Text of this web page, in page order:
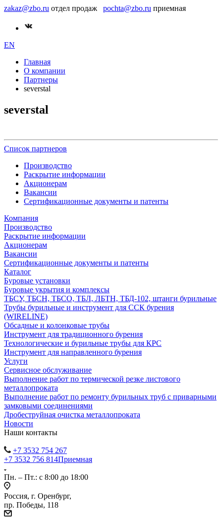
zakaz@zbo.ru отдел продаж pochta@zbo.ru приемная
EN
Главная
О компании
Партнеры
severstal
severstal
Список партнеров
Производство
Раскрытие информации
Акционерам
Вакансии
Сертификационные документы и патенты
Компания
Производство
Раскрытие информации
Акционерам
Вакансии
Сертификационные документы и патенты
Каталог
Буровые установки
Буровые укрытия и комплексы
ТБСУ, ТБСН, ТБСО, ТБЛ, ЛБТН, ТБД-102, штанги бурильные
Трубы бурильные и инструмент для ССК бурения
(WIRELINE)
Обсадные и колонковые трубы
Инструмент для традиционного бурения
Технологические и бурильные трубы для КРС
Инструмент для направленного бурения
Услуги
Сервисное обслуживание
Выполнение работ по термической резке листового
металлопроката
Выполнение работ по ремонту бурильных труб с приварными
замковыми соединениями
Дробеструйная очистка металлопроката
Новости
Наши контакты
+7 3532 754 267
+7 3532 756 814Приемная
Пн. – Пт.: с 8:00 до 18:00
Россия, г. Оренбург,
пр. Победы, 118